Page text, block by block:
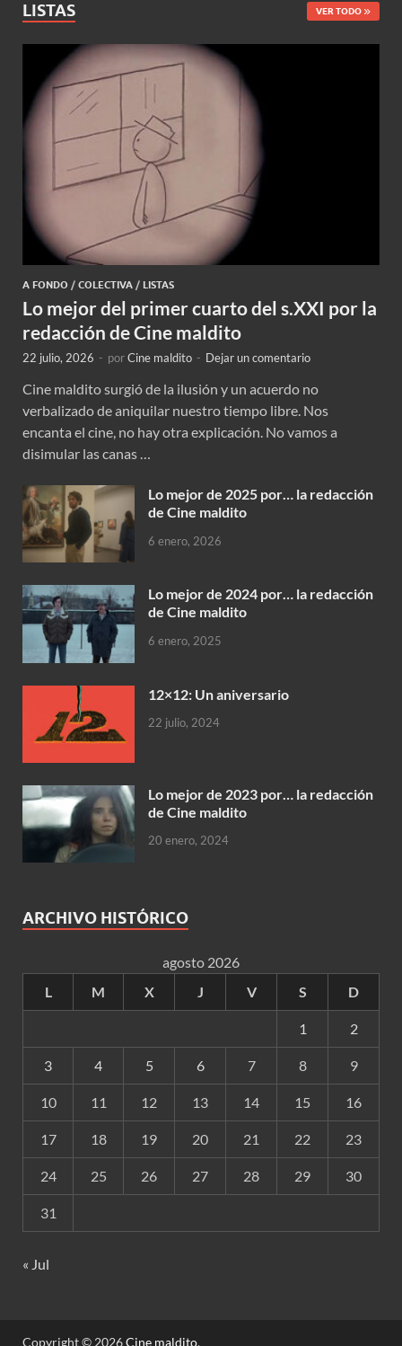
LISTAS VER TODO
A FONDO / COLECTIVA / LISTAS
Lo mejor del primer cuarto del s.XXI por la
redacción de Cine maldito
22 julio, 2026 - porCine maldito - Dejar un comentario
Cine maldito surgió de la ilusión y un acuerdo no
verbalizado de aniquilar nuestro tiempo libre. Nos
encanta el cine, no hay otra explicación. No vamos a
disimular las canas …
Lo mejor de 2025 por… la redacción
de Cine maldito
6 enero, 2026
Lo mejor de 2024 por… la redacción
de Cine maldito
6 enero, 2025
12×12: Un aniversario
22 julio, 2024
Lo mejor de 2023 por… la redacción
de Cine maldito
20 enero, 2024
ARCHIVO HISTÓRICO
agosto 2026
L
M X J V S D
1 2
3 4 5 6 7 8 9
10 11 12 13 14 15 16
17 18 19 20 21 22 23
24 25 26 27 28 29 30
31
« Jul
Copyright © 2026Cine maldito.